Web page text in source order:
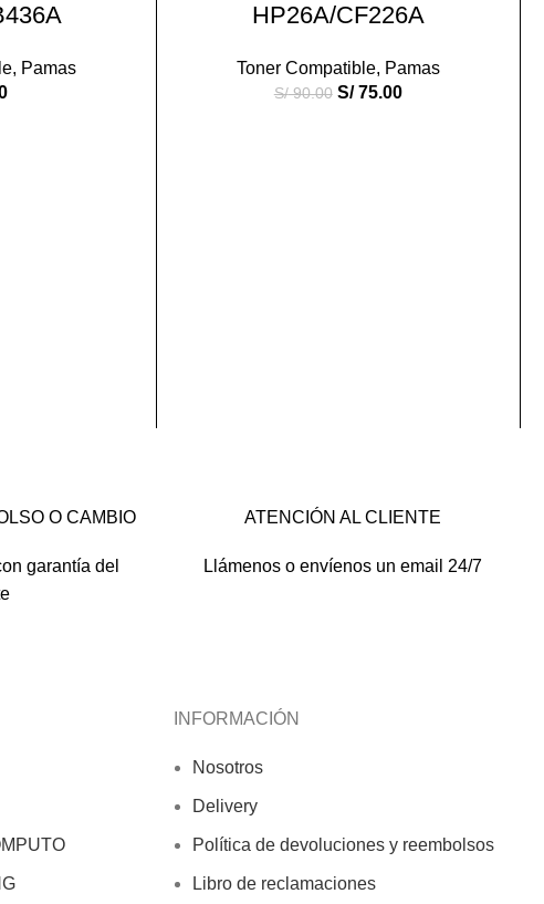
, Pamas
HP26A/CF226A
Toner Compatible, Pamas
S/90.00 S/75.00
O CAMBIO
garantía del
ATENCIÓN AL CLIENTE
Llámenos o envíenos un email 24/7
INFORMACIÓN
Nosotros
Delivery
Política de devoluciones y reembolsos
Libro de reclamaciones